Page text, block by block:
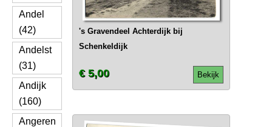
Andel
(42)
Andelst
(31)
Andijk
(160)
Angeren
's Gravendeel Achterdijk bij
Schenkeldijk
Bekijk
€ 5,00